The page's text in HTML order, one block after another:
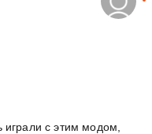
играли с этим модом,